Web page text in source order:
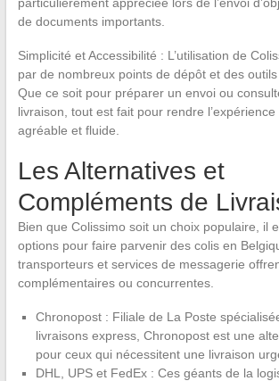
de documents importants.
Simplicité et Accessibilité : L’utilisation de
par de nombreux points de dépôt et des outils
Que ce soit pour préparer un envoi ou
livraison, tout est fait pour rendre
agréable et fluide.
Les Alternatives et
Compléments de
Bien que Colissimo soit un choix populaire, il
options pour faire parvenir des colis en
transporteurs et services de messagerie
complémentaires ou concurrentes.
Chronopost : Filiale de La Poste
livraisons express, Chronopost est une
pour ceux qui nécessitent une livraison
DHL, UPS et FedEx : Ces géants de la